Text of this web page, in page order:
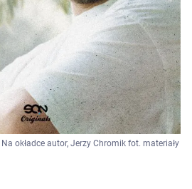
Na okładce autor, Jerzy Chromik fot. materiały